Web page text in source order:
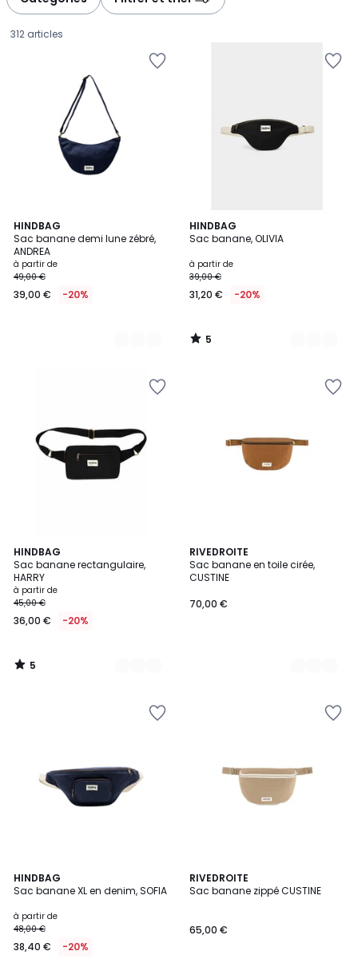
312 articles
HINDBAG
Sac banane demi lune zébré,
ANDREA
Prix
à
partir
réduction
à partir de
49,00 €
39,00 € -20%
17
Couleurs
HINDBAG
Sac banane, OLIVIA
à partir de
39,00 €
31,20 € -20%
5
/
17
Couleurs
5
/
HINDBAG
Sac banane rectangulaire,
HARRY
à partir de
45,00 €
36,00 € -20%
5
/
5
18
Couleurs
5
/
RIVEDROITE
Sac banane en toile cirée,
CUSTINE
70,00 €
3
Couleurs
HINDBAG
Sac banane XL en denim, SOFIA
à partir de
48,00 €
38,40 € -20%
16
Couleurs
RIVEDROITE
Sac banane zippé CUSTINE
65,00 €
4
/
8
Couleurs